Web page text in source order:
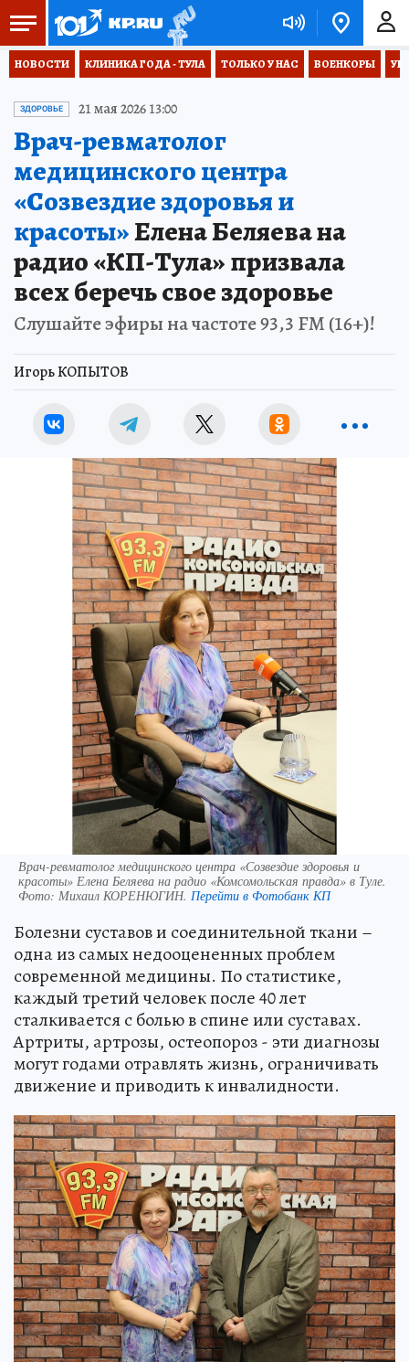
НОВОСТИ КЛИНИКА ГОДА - ТУЛА ТОЛЬКО У НАС ВОЕНКОРЫ
ЗДОРОВЬЕ 21 мая 2026 13:00
Врач-ревматолог
медицинского центра
«Созвездие здоровья и
красоты»Елена Беляева на
радио «КП-Тула» призвала
всех беречь свое здоровье
Слушайте эфиры на частоте 93,3 FM (16+)!
Игорь КОПЫТОВ
Врач-ревматолог медицинского центра «Созвездие здоровья и
красоты» Елена Беляева на радио «Комсомольская правда» в Туле.
Фото: Михаил КОРЕНЮГИН. Перейти в Фотобанк КП
Болезни суставов и соединительной ткани –
одна из самых недооцененных проблем
современной медицины. По статистике,
каждый третий человек после 40 лет
сталкивается с болью в спине или суставах.
Артриты, артрозы, остеопороз - эти диагнозы
могут годами отравлять жизнь, ограничивать
движение и приводить к инвалидности.